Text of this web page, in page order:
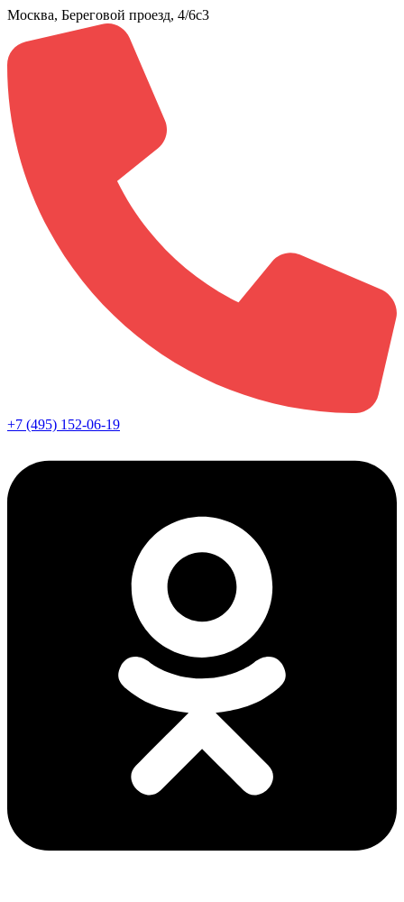
Москва, Береговой проезд, 4/6с3
+7 (495) 152-06-19